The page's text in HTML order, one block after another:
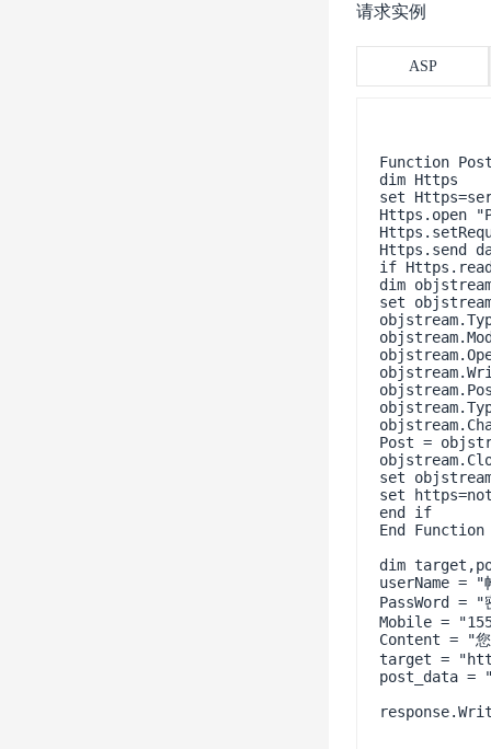
请求实例
ASP
Function
dim
set
Https.open
Https.send
if
dim
set
Post =
set
set
end if
End
dim
userName
PassWord =
Mobile =
Content = "您
target =
post_data =